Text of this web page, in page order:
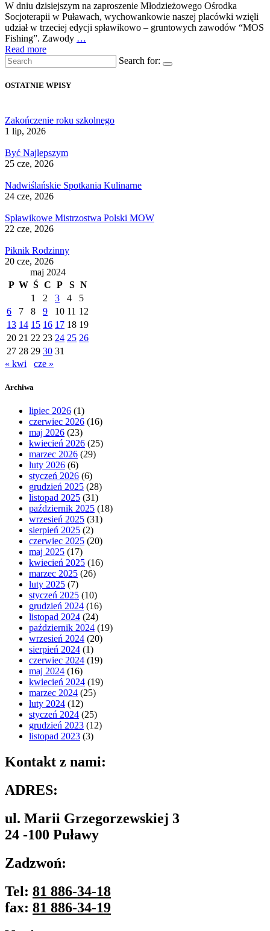
W dniu dzisiejszym na zaproszenie Młodzieżowego Ośrodka
Socjoterapii w Puławach, wychowankowie naszej placówki wzięli
udział w trzeciej edycji spławikowo – gruntowych zawodów “MOS
Fishing”. Zawody …
Read more
Search for:
OSTATNIE WPISY
Zakończenie roku szkolnego
1 lip, 2026
Być Najlepszym
25 cze, 2026
Nadwiślańskie Spotkania Kulinarne
24 cze, 2026
Spławikowe Mistrzostwa Polski MOW
22 cze, 2026
Piknik Rodzinny
20 cze, 2026
maj 2024
P W Ś C P S N
1
2 3 4
5
6
7 8 9 10 11 12
13 14 15 16 17 18 19
20 21 22 23 24 25 26
27 28 29 30 31
« kwi
cze »
Archiwa
lipiec 2026 (1)
czerwiec 2026 (16)
maj 2026 (23)
kwiecień 2026 (25)
marzec 2026 (29)
luty 2026 (6)
styczeń 2026 (6)
grudzień 2025 (28)
listopad 2025 (31)
październik 2025 (18)
wrzesień 2025 (31)
sierpień 2025 (2)
czerwiec 2025 (20)
maj 2025 (17)
kwiecień 2025 (16)
marzec 2025 (26)
luty 2025 (7)
styczeń 2025 (10)
grudzień 2024 (16)
listopad 2024 (24)
październik 2024 (19)
wrzesień 2024 (20)
sierpień 2024 (1)
czerwiec 2024 (19)
maj 2024 (16)
kwiecień 2024 (19)
marzec 2024 (25)
luty 2024 (12)
styczeń 2024 (25)
grudzień 2023 (12)
listopad 2023 (3)
Kontakt z nami:
ADRES:
ul. Marii Grzegorzewskiej 3
24 -100 Puławy
Zadzwoń:
Tel: 81 886-34-18
fax: 81 886-34-19